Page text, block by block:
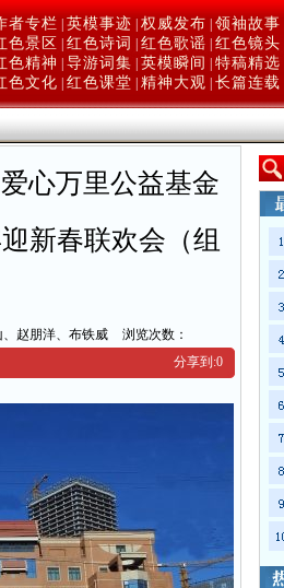
者专栏 英模事迹 权威发布 领袖故事
色景区 红色诗词 红色歌谣 红色镜头
色精神 导游词集 英模瞬间 特稿精选
色文化 红色课堂 精神大观 长篇连载
心万里公益基金
新春联欢会（组
赵朋洋、布铁威
浏览次数：
分享到:0